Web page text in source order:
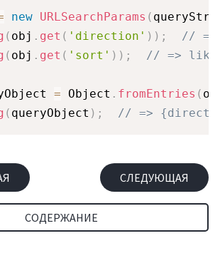
new URLSearchParams (
( obj . get ( 'direction' ) ) ;
// =>
( obj . get ( 'sort' ) ) ; // =>
= Object . fromEntries (
( queryObject ) ; // =>
СЛЕДУЮЩАЯ
СОДЕРЖАНИЕ